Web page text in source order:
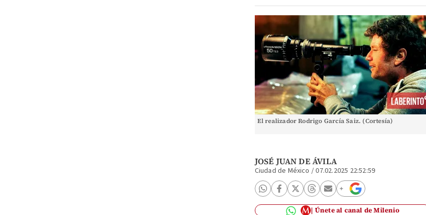
El realizador Rodrigo García Saiz. (Cortesía)
JOSÉ JUAN DE ÁVILA
Ciudad de México /07.02.2025 22:52:59
Únete al canal de Milenio